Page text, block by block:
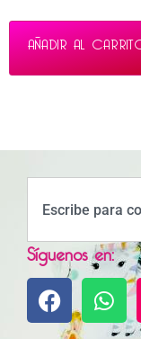
AÑADIR AL
Síguenos en: